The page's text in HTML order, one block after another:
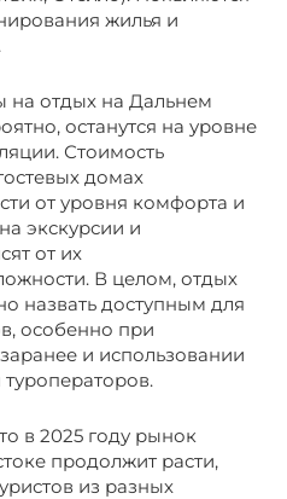
жилья и
на отдых на Дальнем
останутся на уровне
Стоимость
домах
от уровня комфорта и
экскурсии и
от их
В целом, отдых
назвать доступным для
особенно при
и использовании
в 2025 году рынок
продолжит расти,
из разных